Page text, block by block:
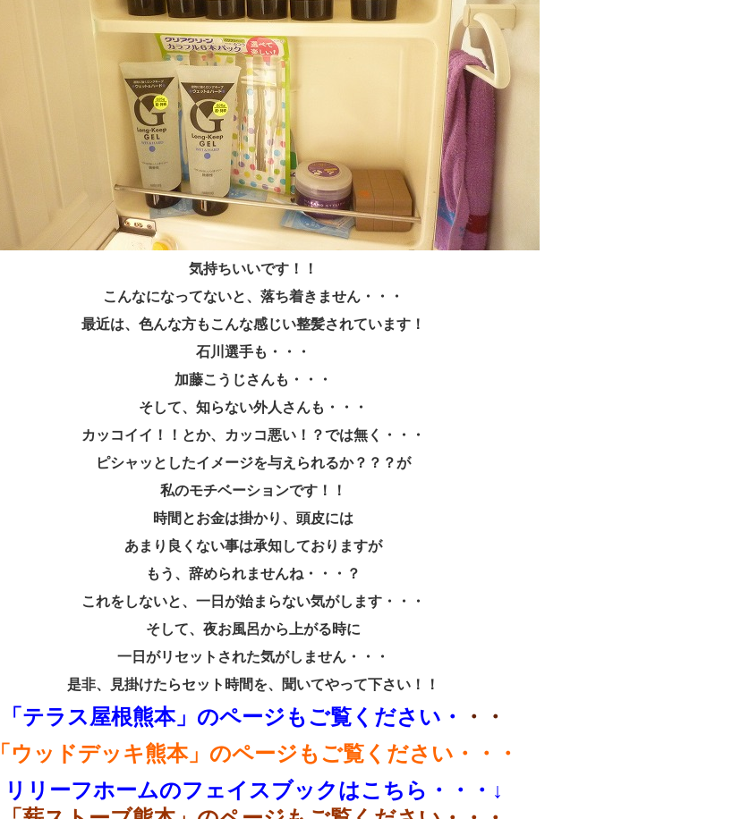
気持ちいいです！！
こんなになってないと、落ち着きません・・・
最近は、色んな方もこんな感じい整髪されています！
石川選手も・・・
加藤こうじさんも・・・
そして、知らない外人さんも・・・
カッコイイ！！とか、カッコ悪い！？では無く・・・
ピシャッとしたイメージを与えられるか？？？が
私のモチベーションです！！
時間とお金は掛かり、頭皮には
あまり良くない事は承知しておりますが
もう、辞められませんね・・・？
これをしないと、一日が始まらない気がします・・・
そして、夜お風呂から上がる時に
一日がリセットされた気がしません・・・
是非、見掛けたらセット時間を、聞いてやって下さい！！
「テラス屋根熊本」のページもご覧ください・
・・
「ウッドデッキ熊本」のページもご覧ください・・・
リリーフホームのフェイスブックはこちら・・・↓